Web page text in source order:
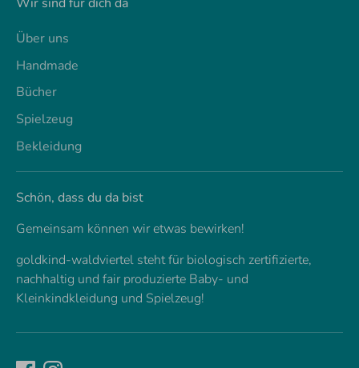
Über uns
Handmade
Bücher
Spielzeug
Bekleidung
Schön, dass du da bist
Gemeinsam können wir etwas bewirken!
goldkind-waldviertel steht für biologisch zertifizierte,
nachhaltig und fair produzierte Baby- und
Kleinkindkleidung und Spielzeug!